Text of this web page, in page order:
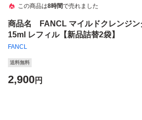
この商品は8時間で売れました
商品名 FANCL マイルドクレンジン
15ml レフィル【新品詰替2袋】
FANCL
送料無料
2,900円